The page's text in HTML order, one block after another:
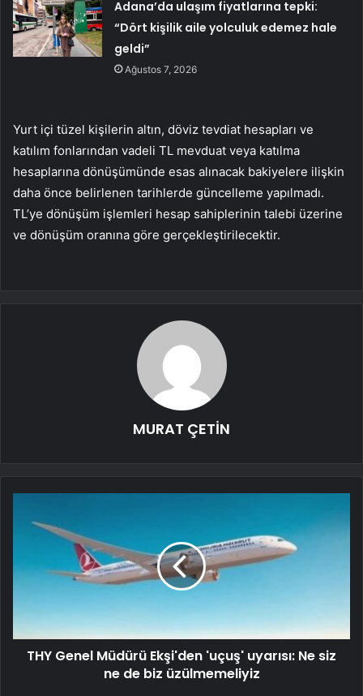
Adana’da ulaşım fiyatlarına tepki:
“Dört kişilik aile yolculuk edemez hale
geldi”
Ağustos 7, 2026
Yurt içi tüzel kişilerin altın, döviz tevdiat hesapları ve
katılım fonlarından vadeli TL mevduat veya katılma
hesaplarına dönüşümünde esas alınacak bakiyelere ilişkin
daha önce belirlenen tarihlerde güncelleme yapılmadı.
TL’ye dönüşüm işlemleri hesap sahiplerinin talebi üzerine
ve dönüşüm oranına göre gerçekleştirilecektir.
MURAT ÇETİN
THY Genel Müdürü Ekşi'den 'uçuş' uyarısı: Ne siz
ne de biz üzülmemeliyiz